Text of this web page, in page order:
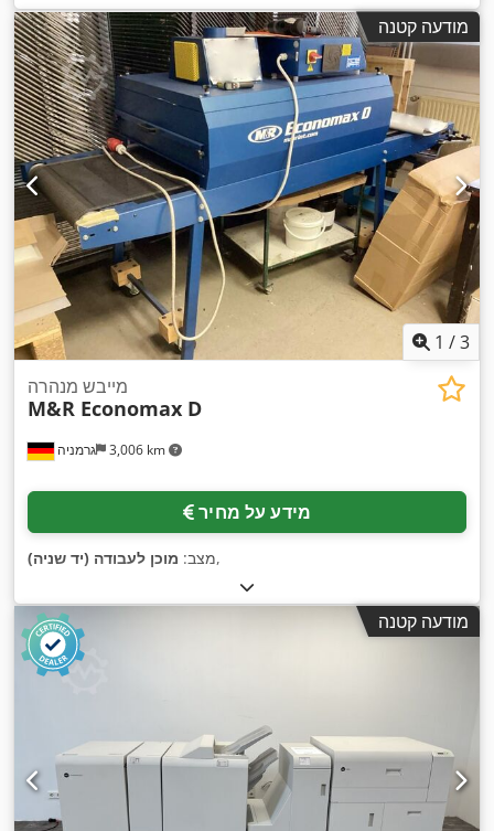
מודעה קטנה
1 /3
גרמניה 3,006 km
מייבש מנהרה
M&R Economax D
מידע על מחיר
מצב: מוכן לעבודה (יד שניה) ,
מודעה קטנה